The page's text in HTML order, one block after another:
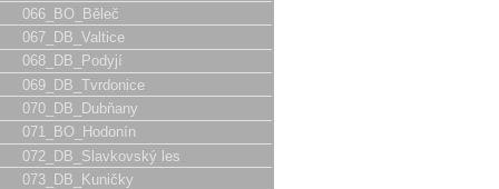
066_BO_Běleč
067_DB_Valtice
068_DB_Podyjí
069_DB_Tvrdonice
070_DB_Dubňany
071_BO_Hodonín
072_DB_Slavkovský les
073_DB_Kuničky